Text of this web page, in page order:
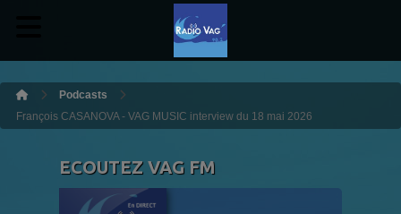
Podcasts
François CASANOVA - VAG MUSIC interview du 18 mai 2026
ECOUTEZ VAG FM